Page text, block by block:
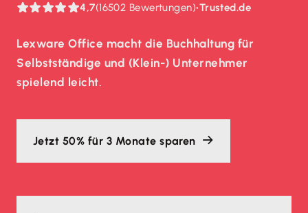
4,7(16502 Bewertungen)•Trusted.de
Lexware Office macht die Buchhaltung für
Selbstständige und (Klein-) Unternehmer
spielend leicht.
Jetzt 50% für 3 Monate sparen